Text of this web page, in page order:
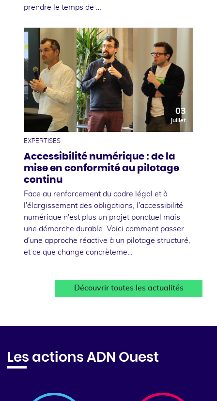
prendre le temps de …
03
juillet
EXPERTISES
Accessibilité numérique : de la
mise en conformité au pilotage
continu
Face au renforcement du cadre légal et à
l'élargissement des obligations, l'accessibilité
numérique n'est plus un projet ponctuel mais
une démarche durable. Voici comment passer
d'une approche réactive à un pilotage structuré,
et ce que change concrèteme…
Découvrir toutes les actualités
Les actions ADN Ouest